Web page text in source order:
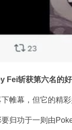
Fei斩获第六名的好
帷幕，但它的精彩
归功于一则由